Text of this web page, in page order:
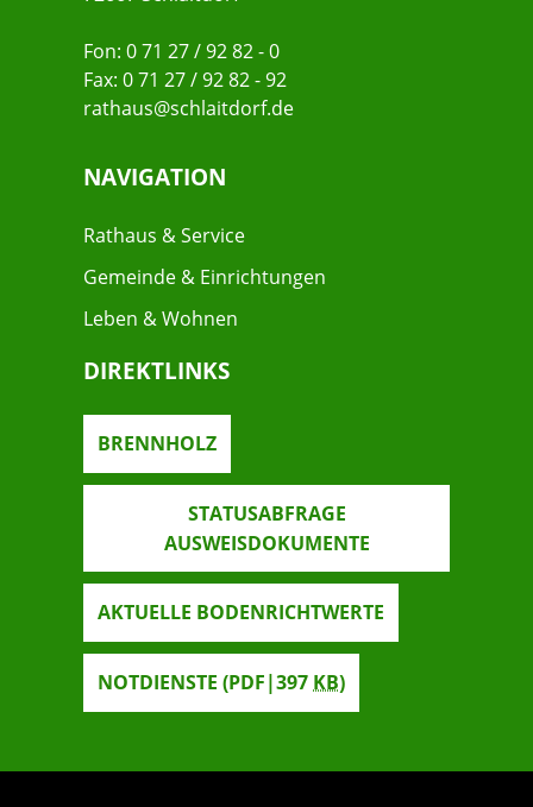
Fon: 0 71 27 / 92 82 - 0
Fax: 0 71 27 / 92 82 - 92
rathaus@schlaitdorf.de
NAVIGATION
Rathaus & Service
Gemeinde & Einrichtungen
Leben & Wohnen
DIREKTLINKS
BRENNHOLZ
STATUSABFRAGE
AUSWEISDOKUMENTE
AKTUELLE BODENRICHTWERTE
NOTDIENSTE (PDF|397KB)